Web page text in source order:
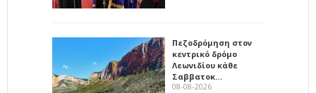
Πεζοδρόμηση στον
κεντρικό δρόμο
Λεωνιδίου κάθε
Σαββατοκ…
08-08-2026